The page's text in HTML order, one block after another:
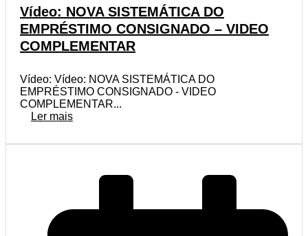
Vídeo: NOVA SISTEMÁTICA DO
EMPRÉSTIMO CONSIGNADO – VIDEO
COMPLEMENTAR
Vídeo: Vídeo: NOVA SISTEMÁTICA DO
EMPRÉSTIMO CONSIGNADO - VIDEO
COMPLEMENTAR...
Ler mais